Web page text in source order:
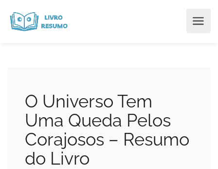
O Universo Tem
Uma Queda Pelos
Corajosos – Resumo
do Livro